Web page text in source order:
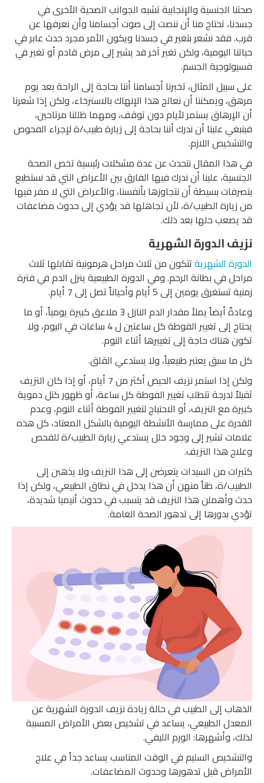
صحتنا الجنسية والإنجابية تشبه الجوانب الصحية الأخرى في
جسدنا، تحتاج منا أن ننصت إلى صوت أجسامنا وأن نعرفها عن
قرب. فقد نشعر بتغير في جسدنا ويكون الأمر مجرد حدث عابر في
حياتنا اليومية، ولكن تغير آخر قد يشير إلى مرض قادم أو تغير في
فسيولوجية الجسم.
على سبيل المثال، تخبرنا أجسامنا أننا بحاجة إلى الراحة بعد يوم
مرهق، ويمكننا أن نعالج هذا الإنهاك بالاسترخاء، ولكن إذا شعرنا
أن الإرهاق يستمر لأيام دون توقف، ومهما ظللنا مرتاحين،
فينبغي علينا أن ندرك أننا بحاجة إلى زيارة طبيب/ة لإجراء الفحوص
والتشخيص اللازم.
في هذا المقال نتحدث عن عدة مشكلات رئيسية تخص الصحة
الجنسية، علينا أن ندرك فيها الفارق بين الأعراض التي قد نستطيع
بتصرفات بسيطة أن نتجاوزها بأنفسنا، والأعراض التي لا مفر فيها
من زيارة الطبيب/ة، لأن تجاهلها قد يؤدي إلى حدوث مضاعفات
قد يصعب حلها بعد ذلك.
نزيف الدورة الشهرية
الدورة الشهريةتتكون من ثلاث مراحل هرمونية تقابلها ثلاث
مراحل في بطانة الرحم. وفي الدورة الطبيعية ينزل الدم في فترة
زمنية تستغرق يومين إلى 5 أيام وأحياناً تصل إلى 7 أيام.
وعادةً أيضاً يملأ مقدار الدم النازل 3 ملاعق كبيرة يومياً، أو ما
يحتاج إلى تغيير الفوطة كل ساعتين ل 4 ساعات في اليوم، ولا
تكون هناك حاجة إلى تغييرها أثناء النوم.
كل ما سبق يعتبر طبيعياً، ولا يستدعي القلق.
ولكن إذا استمر نزيف الحيض أكثر من 7 أيام، أو إذا كان النزيف
ثقيلاً لدرجة تتطلب تغيير الفوطة كل ساعة، أو ظهور كتل دموية
كبيرة مع النزيف، أو الاحتياج لتغيير الفوطة أثناء النوم، وعدم
القدرة على ممارسة الأنشطة اليومية بالشكل المعتاد، كل هذه
علامات تشير إلى وجود خلل يستدعي زيارة الطبيب/ة للفحص
وعلاج هذا النزيف.
كثيرات من السيدات يتعرضن إلى هذا النزيف ولا يذهبن إلى
الطبيب/ة، ظناً منهن أن هذا يدخل في نطاق الطبيعي، ولكن إذا
حدث وأهملن هذا النزيف قد يتسبب في حدوث أنيميا شديدة،
تؤدي بدورها إلى تدهور الصحة العامة.
الذهاب إلى الطبيب في حالة زيادة نزيف الدورة الشهرية عن
المعدل الطبيعي، يساعد في تشخيص بعض الأمراض المسببة
لذلك، وأشهرها: الورم الليفي.
والتشخيص السليم في الوقت المناسب يساعد جداً في علاج
الأمراض قبل تدهورها وحدوث المضاعفات.